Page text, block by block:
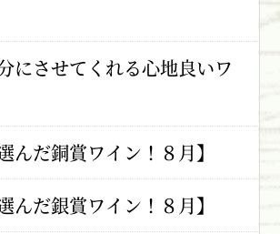
にさせてくれる心地良いワ
んだ銅賞ワイン！８月】
んだ銀賞ワイン！８月】